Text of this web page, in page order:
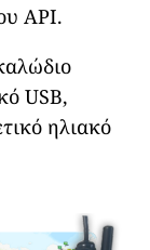
API.
USB,
ηλιακό